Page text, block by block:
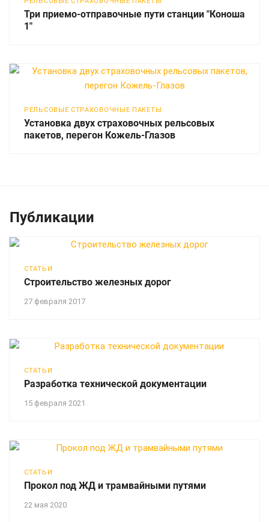
Три приемо-отправочные пути станции "Коноша
1"
РЕЛЬСОВЫЕ СТРАХОВОЧНЫЕ ПАКЕТЫ
Установка двух страховочных рельсовых
пакетов, перегон Кожель-Глазов
Публикации
27 февраля 2017
СТАТЬИ
Строительство железных дорог
15 февраля 2021
СТАТЬИ
Разработка технической документации
22 мая 2020
СТАТЬИ
Прокол под ЖД и трамвайными путями